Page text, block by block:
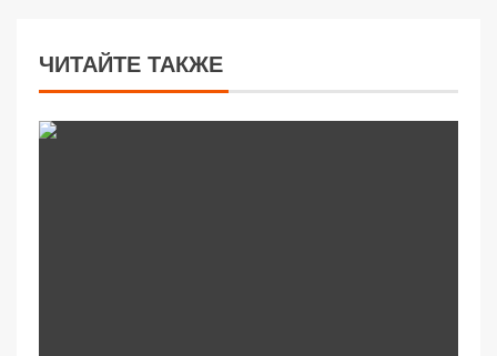
ЧИТАЙТЕ ТАКЖЕ